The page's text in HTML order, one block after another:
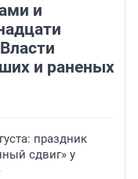
и
и раненых
праздник
сдвиг» у